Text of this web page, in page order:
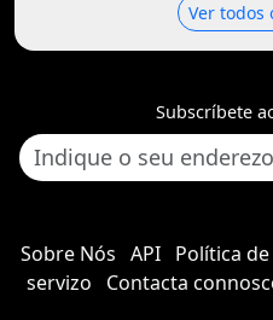
Ver todos
Subscríbete
Sobre Nós API Política
servizo
Contacta